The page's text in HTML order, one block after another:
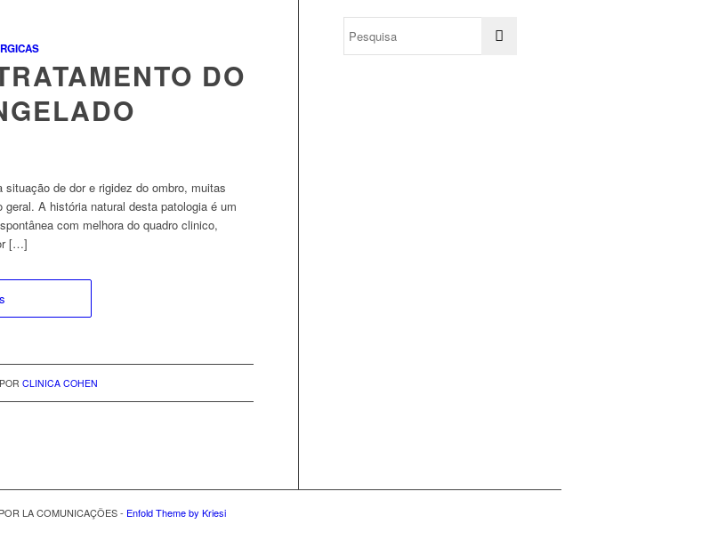
DO
de dor e rigidez do ombro, muitas
A história natural desta patologia é um
com melhora do quadro clinico,
[…]
POR CLINICA COHEN
LA COMUNICAÇÕES - Enfold Theme by Kriesi